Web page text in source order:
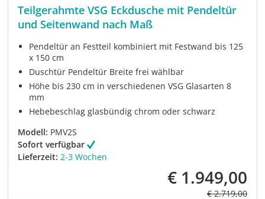
Teilgerahmte VSG Eckdusche mit Pendeltür
und Seitenwand nach Maß
Pendeltür an Festteil kombiniert mit Festwand bis 125
x 150 cm
Duschtür Pendeltür Breite frei wählbar
Höhe bis 230 cm in verschiedenen VSG Glasarten 8
mm
Hebebeschlag glasbündig chrom oder schwarz
Modell: PMV2S
Sofort verfügbar
Lieferzeit: 2-3 Wochen
Verkaufspreis:
€ 1.949,00
Regulärer
€ 2.719,00